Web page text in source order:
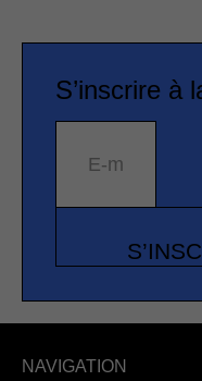
S’inscrire à
E-mail
NAVIGATION